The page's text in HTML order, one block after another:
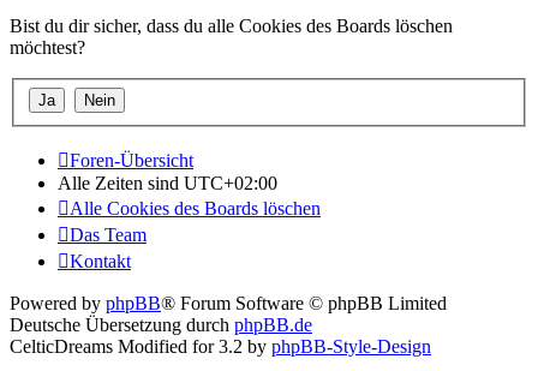
Bist du dir sicher, dass du alle Cookies des Boards löschen
möchtest?
Foren-Übersicht
Alle Zeiten sind UTC+02:00
Alle Cookies des Boards löschen
Das Team
Kontakt
Powered by phpBB® Forum Software © phpBB Limited
Deutsche Übersetzung durch phpBB.de
CelticDreams Modified for 3.2 by phpBB-Style-Design